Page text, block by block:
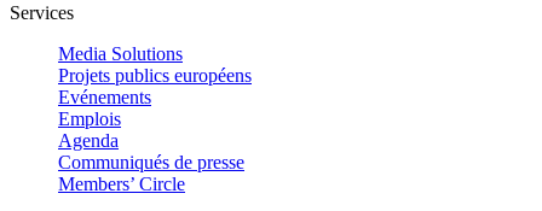
Services
Media Solutions
Projets publics européens
Evénements
Emplois
Agenda
Communiqués de presse
Members’ Circle